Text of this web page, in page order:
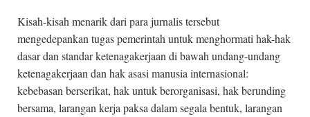
Kisah-kisah menarik dari para jurnalis tersebut
mengedepankan tugas pemerintah untuk menghormati hak-hak
dasar dan standar ketenagakerjaan di bawah undang-undang
ketenagakerjaan dan hak asasi manusia internasional:
kebebasan berserikat, hak untuk berorganisasi, hak berunding
bersama, larangan kerja paksa dalam segala bentuk, larangan